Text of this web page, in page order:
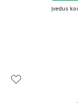
Įvedus